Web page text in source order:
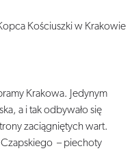
Kościuszki w Krakowie
Krakowa. Jedynym
a i tak odbywało się
zaciągniętych wart.
Czapskiego – piechoty